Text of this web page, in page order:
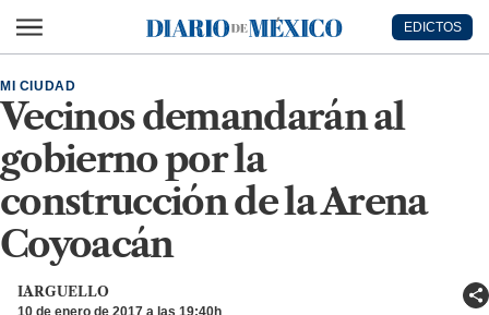
Diario de México
EDICTOS
Vecinos demandarán al
gobierno por la
construcción de la Arena
Coyoacán
MI CIUDAD
IARGUELLO
10 de enero de 2017 a las 19:40h